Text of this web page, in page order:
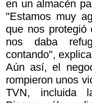
en un almacén
"Estamos muy
que nos
nos daba
contando",
Aún así, el
rompieron unos
TVN, incluida